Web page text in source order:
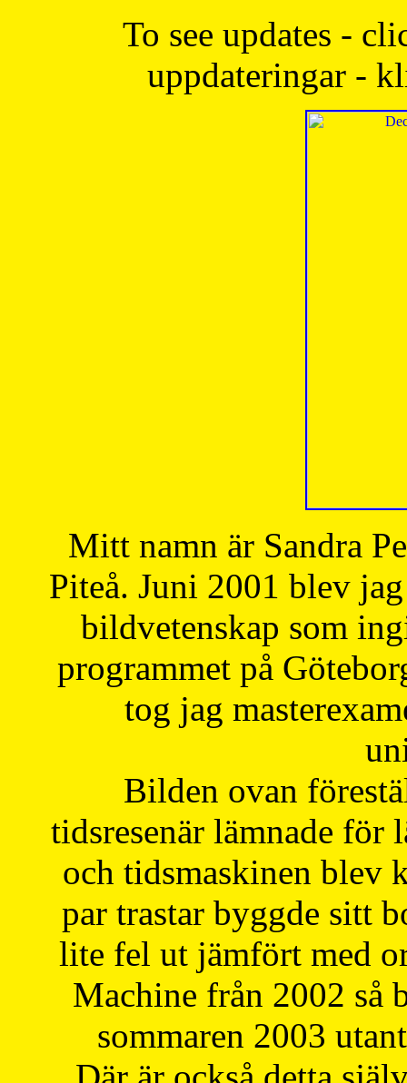
To see updates -
uppdateringar -
Mitt namn är Sandra
Piteå. Juni 2001 blev
bildvetenskap som
programmet på
tog jag
Bilden ovan
tidsresenär lämnade för
och tidsmaskinen blev
par trastar byggde sitt
lite fel ut jämfört med
Machine från 2002 så
sommaren 2003